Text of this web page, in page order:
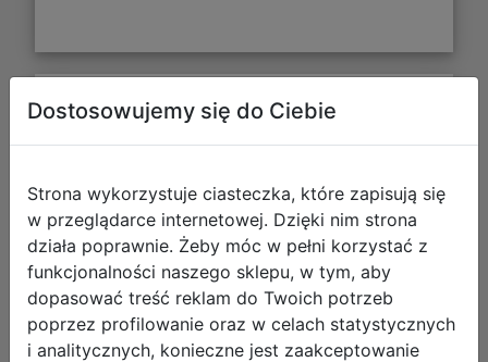
Funko POP Games: Pokemon -
Wooloo
Dostosowujemy się do Ciebie
Strona wykorzystuje ciasteczka, które zapisują się
w przeglądarce internetowej. Dzięki nim strona
działa poprawnie. Żeby móc w pełni korzystać z
funkcjonalności naszego sklepu, w tym, aby
dopasować treść reklam do Twoich potrzeb
poprzez profilowanie oraz w celach statystycznych
i analitycznych, konieczne jest zaakceptowanie